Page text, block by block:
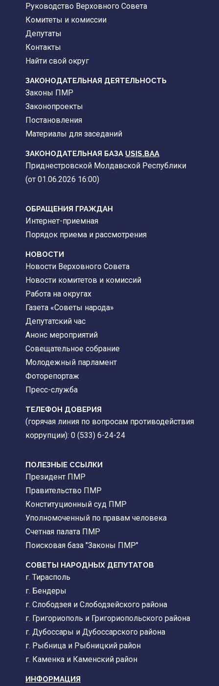
Руководство Верховного Совета
Комитеты и комиссии
Депутаты
Контакты
Найти свой округ
ЗАКОНОДАТЕЛЬНАЯ ДЕЯТЕЛЬНОСТЬ
Законы ПМР
Законопроекты
Постановления
Материалы для заседаний
ЗАКОНОДАТЕЛЬНАЯ БАЗА USIS.BAA
Приднестровской Молдавской Республики
(от 01.06.2026 16:00)
ОБРАЩЕНИЯ ГРАЖДАН
Интернет-приемная
Порядок приема и рассмотрения
НОВОСТИ
Новости Верховного Совета
Новости комитетов и комиссий
Работа на округах
Газета «Советы народа»
Депутатский час
Анонс мероприятий
Совещательное собрание
Молодежный парламент
Фоторепортаж
Пресс-служба
ТЕЛЕФОН ДОВЕРИЯ
(горячая линия по вопросам противодействия
коррупции): 0 (533) 6-24-24
ПОЛЕЗНЫЕ ССЫЛКИ
Президент ПМР
Правительство ПМР
Конституционный суд ПМР
Уполномоченный по правам человека
Счетная палата ПМР
Поисковая база "Законы ПМР"
СОВЕТЫ НАРОДНЫХ ДЕПУТАТОВ
г. Тирасполь
г. Бендеры
г. Слободзея и Слободзейского района
г. Григориополь и Григориопольского района
г. Дубоссары и Дубоссарского района
г. Рыбница и Рыбницкий район
г. Каменка и Каменский район
ИНФОРМАЦИЯ